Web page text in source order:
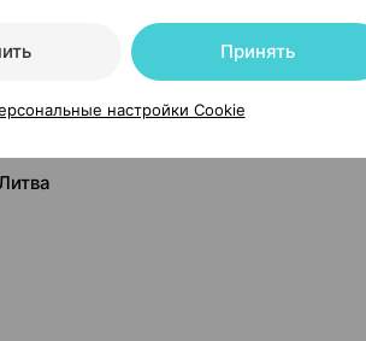
Принять
настройки Cookie